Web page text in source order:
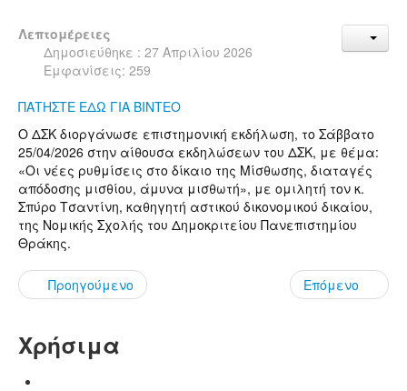
Λεπτομέρειες
Δημοσιεύθηκε : 27 Απριλίου 2026
Εμφανίσεις: 259
ΠΑΤΗΣΤΕ ΕΔΩ ΓΙΑ ΒΙΝΤΕΟ
Ο ΔΣΚ διοργάνωσε επιστημονική εκδήλωση, το Σάββατο
25/04/2026 στην αίθουσα εκδηλώσεων του ΔΣΚ, με θέμα:
«Οι νέες ρυθμίσεις στο δίκαιο της Μίσθωσης, διαταγές
απόδοσης μισθίου, άμυνα μισθωτή», με ομιλητή τον κ.
Σπύρο Τσαντίνη, καθηγητή αστικού δικονομικού δικαίου,
της Νομικής Σχολής του Δημοκριτείου Πανεπιστημίου
Θράκης.
Προηγούμενο Επόμενο
Χρήσιμα